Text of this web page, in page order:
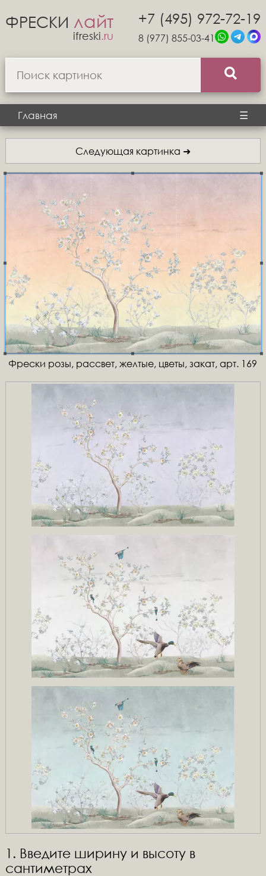
ФРЕСКИ лайт
ifreski.ru
+7 (495) 972-72-19
8 (977) 855-03-41
Главная ☰
Следующая картинка ➜
Фрески розы, рассвет, желтые, цветы, закат, арт. 169
1. Введите ширину и высоту в
сантиметрах